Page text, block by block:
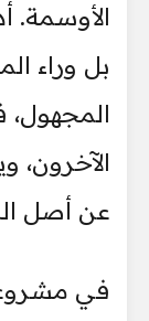
الأوسمة.
بل وراء
الآخرون،
عن أصل
في